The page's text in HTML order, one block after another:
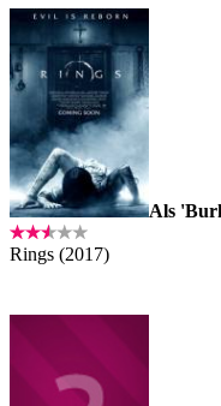
Als
Rings (2017)